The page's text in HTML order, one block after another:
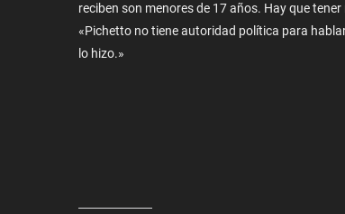
reciben son menores de 17 años. Hay que
«Pichetto no tiene autoridad política para
lo hizo.»